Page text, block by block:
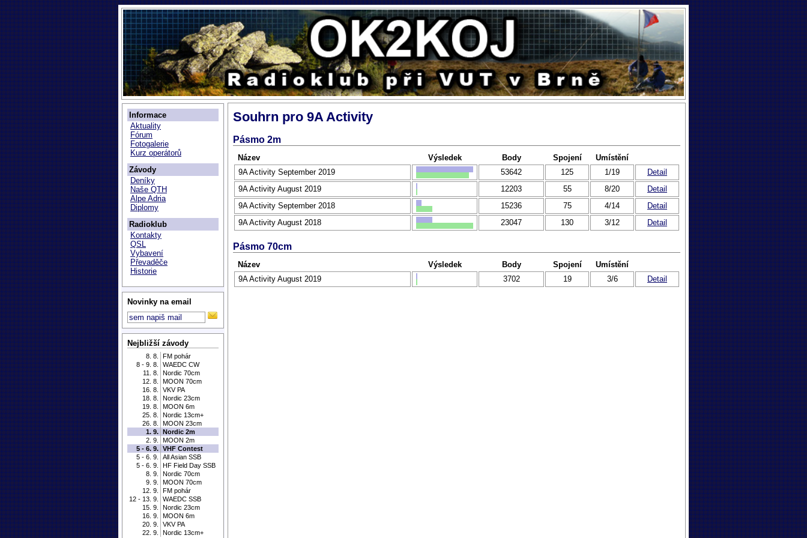
Informace
Aktuality
Fórum
Fotogalerie
Kurz operátorů
Závody
Deníky
Naše QTH
Alpe Adria
Diplomy
Radioklub
Kontakty
QSL
Vybavení
Převaděče
Historie
Novinky na email
Nejbližší závody
8. 8.
FM pohár
8 - 9. 8.
WAEDC CW
11. 8.
Nordic 70cm
12. 8.
MOON 70cm
16. 8.
VKV PA
18. 8.
Nordic 23cm
19. 8.
MOON 6m
25. 8.
Nordic 13cm+
26. 8.
MOON 23cm
1. 9. Nordic 2m
2. 9.
MOON 2m
5 - 6. 9. VHF Contest
5 - 6. 9.
All Asian SSB
5 - 6. 9.
HF Field Day SSB
8. 9.
Nordic 70cm
9. 9.
MOON 70cm
12. 9.
FM pohár
12 - 13. 9.
WAEDC SSB
15. 9.
Nordic 23cm
16. 9.
MOON 6m
20. 9.
VKV PA
22. 9.
Nordic 13cm+
Souhrn pro 9A Activity
Pásmo 2m
Název Výsledek Body Spojení
Umístění
9A Activity September 2019
53642 125 1/19
Detail
9A Activity August 2019
12203 55 8/20
Detail
9A Activity September 2018
15236 75 4/14
Detail
9A Activity August 2018
23047 130 3/12 Detail
Pásmo 70cm
Název Výsledek Body Spojení
Umístění
9A Activity August 2019
3702 19 3/6 Detail